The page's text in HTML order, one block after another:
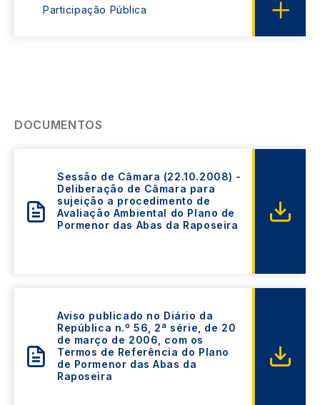
Participação Pública
DOCUMENTOS
Sessão de Câmara (22.10.2008) -
Deliberação de Câmara para
sujeição a procedimento de
Avaliação Ambiental do Plano de
Pormenor das Abas da Raposeira
Aviso publicado no Diário da
República n.º 56, 2ª série, de 20
de março de 2006, com os
Termos de Referência do Plano
de Pormenor das Abas da
Raposeira